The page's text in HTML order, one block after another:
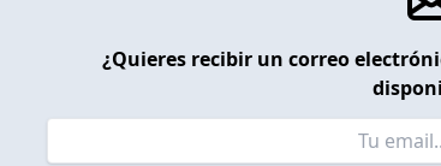
¿Quieres recibir un correo